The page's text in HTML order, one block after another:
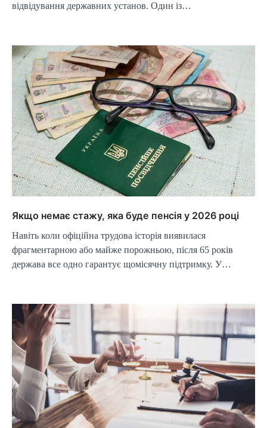
відвідування державних установ. Один із…
Якщо немає стажу, яка буде пенсія у 2026 році
Навіть коли офіційна трудова історія виявилася
фрагментарною або майже порожньою, після 65 років
держава все одно гарантує щомісячну підтримку. У…